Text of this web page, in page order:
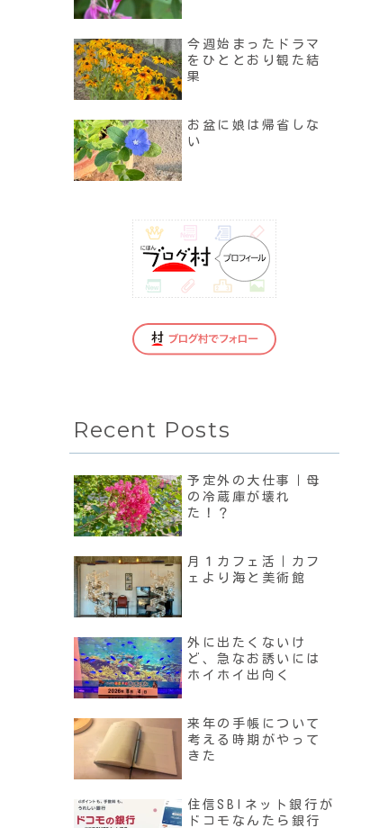
今週始まったドラマ
をひととおり観た結
果
お盆に娘は帰省しな
い
Recent Posts
予定外の大仕事｜母
の冷蔵庫が壊れ
た！？
月１カフェ活｜カフ
ェより海と美術館
外に出たくないけ
ど、急なお誘いには
ホイホイ出向く
来年の手帳について
考える時期がやって
きた
住信SBIネット銀行が
ドコモなんたら銀行